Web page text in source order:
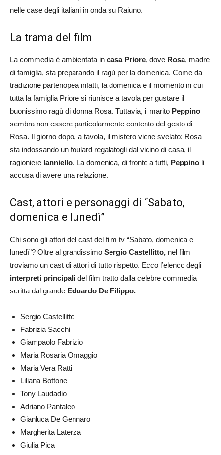
nelle case degli italiani in onda su Raiuno.
La trama del film
La commedia è ambientata in casa Priore, dove Rosa, madre
di famiglia, sta preparando il ragù per la domenica. Come da
tradizione partenopea infatti, la domenica è il momento in cui
tutta la famiglia Priore si riunisce a tavola per gustare il
buonissimo ragù di donna Rosa. Tuttavia, il marito Peppino
sembra non essere particolarmente contento del gesto di
Rosa. Il giorno dopo, a tavola, il mistero viene svelato: Rosa
sta indossando un foulard regalatogli dal vicino di casa, il
ragioniere Ianniello. La domenica, di fronte a tutti, Peppino li
accusa di avere una relazione.
Cast, attori e personaggi di “Sabato,
domenica e lunedì”
Chi sono gli attori del cast del film tv “Sabato, domenica e
lunedì”? Oltre al grandissimo Sergio Castellitto, nel film
troviamo un cast di attori di tutto rispetto. Ecco l’elenco degli
interpreti principali del film tratto dalla celebre commedia
scritta dal grande Eduardo De Filippo.
Sergio Castellitto
Fabrizia Sacchi
Giampaolo Fabrizio
Maria Rosaria Omaggio
Maria Vera Ratti
Liliana Bottone
Tony Laudadio
Adriano Pantaleo
Gianluca De Gennaro
Margherita Laterza
Giulia Pica